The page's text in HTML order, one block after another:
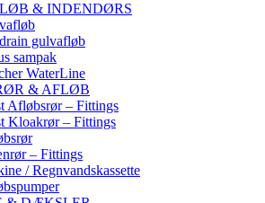
& INDENDØRS
gulvafløb
sampak
WaterLine
& AFLØB
Afløbsrør – Fittings
Kloakrør – Fittings
– Fittings
/ Regnvandskassette